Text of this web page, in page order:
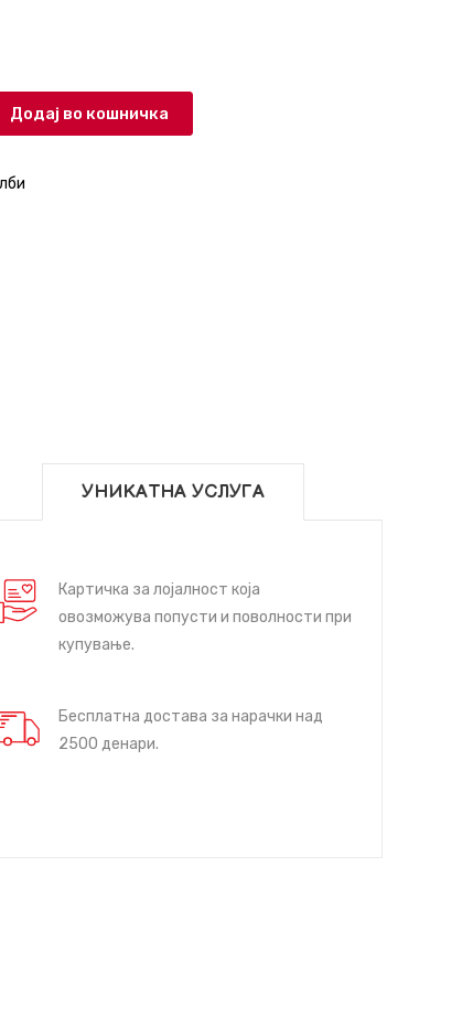
Додај во кошничка
УНИКАТНА УСЛУГА
Картичка за лојалност која
овозможува попусти и поволности при
купување.
Бесплатна достава за нарачки над
2500 денари.